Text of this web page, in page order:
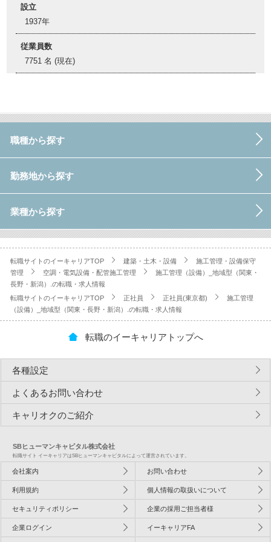
設立
1937年
従業員数
7751 名 (現在)
職種から探す
勤務地から探す
業種から探す
転職サイトのイーキャリアTOP 建築・土木・設備
施工管理・設備保守
管理
空調・電気設備・配管施工管理
施工管理（設備）_地域型（関東・
長野・新潟）.の転職・求人情報
転職サイトのイーキャリアTOP
正社員 正社員(東京都)
施工管理
（設備）_地域型（関東・長野・新潟）.の転職・求人情報
転職のイーキャリアトップへ
各種設定
よくあるお問い合わせ
キャリオクのご紹介
SBヒューマンキャピタル株式会社
転職サイト イーキャリアはSBヒューマンキャピタルによって運営されています。
会社案内 お問い合わせ
利用規約 個人情報の取扱いについて
セキュリティポリシー 企業の採用ご担当者様
企業ログイン イーキャリアFA